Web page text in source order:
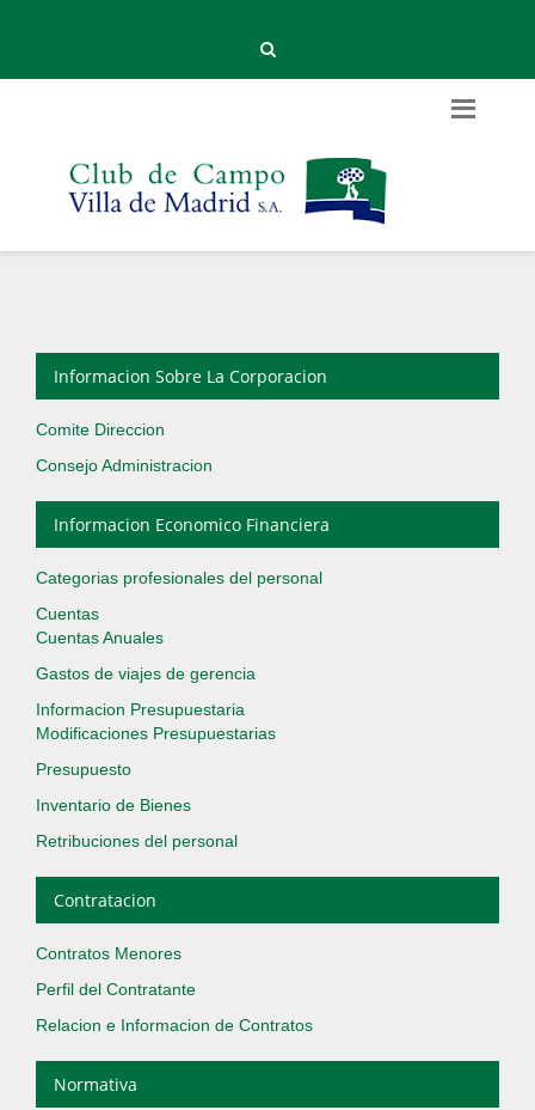
Informacion Sobre La Corporacion
Comite Direccion
Consejo Administracion
Informacion Economico Financiera
Categorias profesionales del personal
Cuentas
Cuentas Anuales
Gastos de viajes de gerencia
Informacion Presupuestaria
Modificaciones Presupuestarias
Presupuesto
Inventario de Bienes
Retribuciones del personal
Contratacion
Contratos Menores
Perfil del Contratante
Relacion e Informacion de Contratos
Normativa